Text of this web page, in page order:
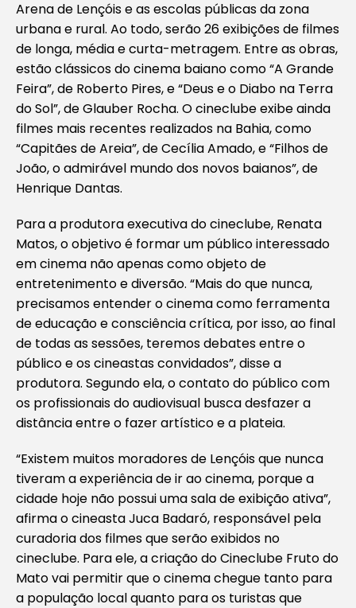
Arena de Lençóis e as escolas públicas da zona
urbana e rural. Ao todo, serão 26 exibições de filmes
de longa, média e curta-metragem. Entre as obras,
estão clássicos do cinema baiano como “A Grande
Feira”, de Roberto Pires, e “Deus e o Diabo na Terra
do Sol”, de Glauber Rocha. O cineclube exibe ainda
filmes mais recentes realizados na Bahia, como
“Capitães de Areia”, de Cecília Amado, e “Filhos de
João, o admirável mundo dos novos baianos”, de
Henrique Dantas.
Para a produtora executiva do cineclube, Renata
Matos, o objetivo é formar um público interessado
em cinema não apenas como objeto de
entretenimento e diversão. “Mais do que nunca,
precisamos entender o cinema como ferramenta
de educação e consciência crítica, por isso, ao final
de todas as sessões, teremos debates entre o
público e os cineastas convidados”, disse a
produtora. Segundo ela, o contato do público com
os profissionais do audiovisual busca desfazer a
distância entre o fazer artístico e a plateia.
“Existem muitos moradores de Lençóis que nunca
tiveram a experiência de ir ao cinema, porque a
cidade hoje não possui uma sala de exibição ativa”,
afirma o cineasta Juca Badaró, responsável pela
curadoria dos filmes que serão exibidos no
cineclube. Para ele, a criação do Cineclube Fruto do
Mato vai permitir que o cinema chegue tanto para
a população local quanto para os turistas que